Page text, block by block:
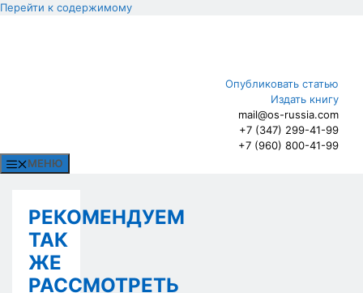
Перейти к содержимому
Опубликовать статью
Издать книгу
mail@os-russia.com
+7 (347) 299-41-99
+7 (960) 800-41-99
МЕНЮ
РЕКОМЕНДУЕМ
ТАК
ЖЕ
РАССМОТРЕТЬ